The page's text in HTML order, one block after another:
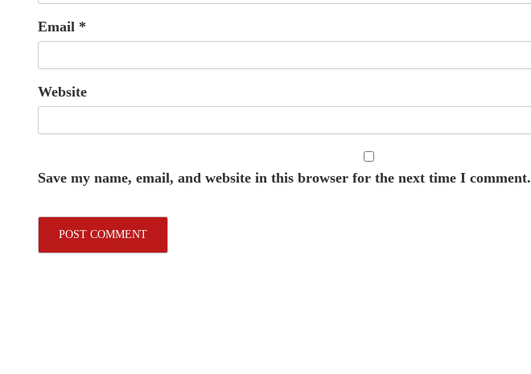
Email *
Website
Save my name, email, and website in this browser for the next time I comment.